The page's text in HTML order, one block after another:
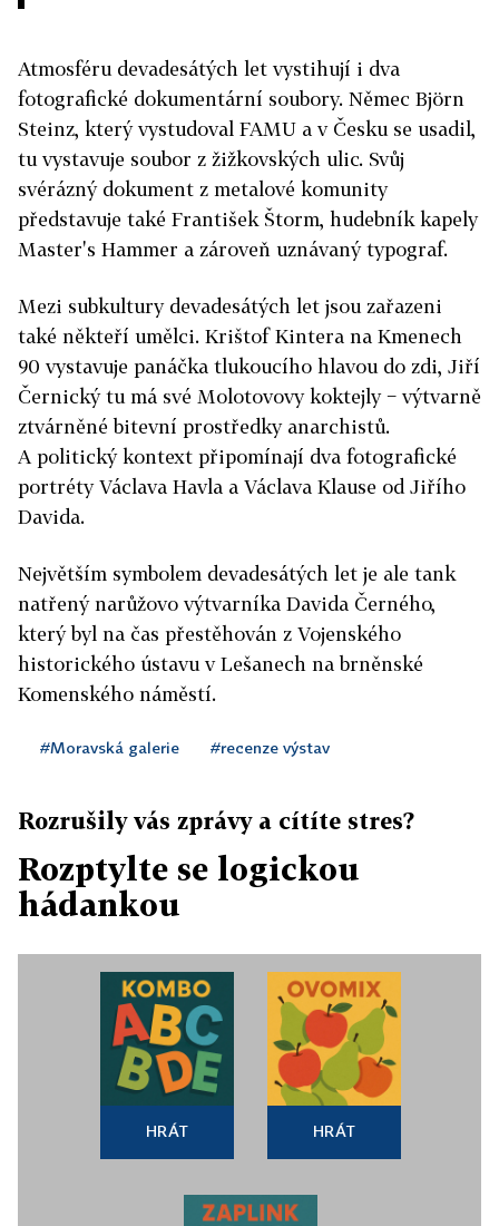
Atmosféru devadesátých let vystihují i dva
fotografické dokumentární soubory. Němec Björn
Steinz, který vystudoval FAMU a v Česku se usadil,
tu vystavuje soubor z žižkovských ulic. Svůj
svérázný dokument z metalové komunity
představuje také František Štorm, hudebník kapely
Master's Hammer a zároveň uznávaný typograf.
Mezi subkultury devadesátých let jsou zařazeni
také někteří umělci. Krištof Kintera na Kmenech
90 vystavuje panáčka tlukoucího hlavou do zdi, Jiří
Černický tu má své Molotovovy koktejly − výtvarně
ztvárněné bitevní prostředky anarchistů.
A politický kontext připomínají dva fotografické
portréty Václava Havla a Václava Klause od Jiřího
Davida.
Největším symbolem devadesátých let je ale tank
natřený narůžovo výtvarníka Davida Černého,
který byl na čas přestěhován z Vojenského
historického ústavu v Lešanech na brněnské
Komenského náměstí.
#Moravská galerie #recenze výstav
Rozrušily vás zprávy a cítíte stres?
Rozptylte se logickou
hádankou
HRÁT HRÁT